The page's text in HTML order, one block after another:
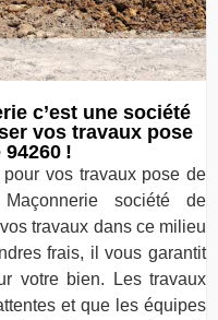
c’est une société
vos travaux pose
!
vos travaux pose de
société de
travaux dans ce milieu
frais, il vous garantit
votre bien. Les travaux
et que les équipes